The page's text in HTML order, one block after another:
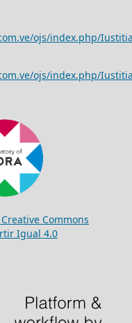
ojs/index.php/
ojs/index.php/
Commons
Igual 4.0